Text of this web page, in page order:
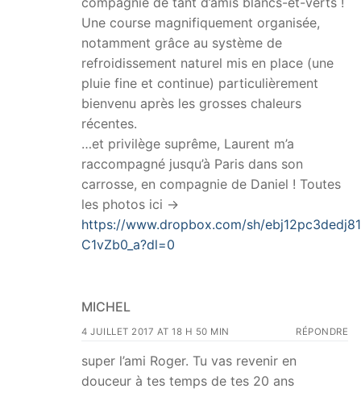
Une course magnifiquement organisée,
notamment grâce au système de
refroidissement naturel mis en place (une
pluie fine et continue) particulièrement
bienvenu après les grosses chaleurs
récentes.
…et privilège suprême, Laurent m’a
raccompagné jusqu’à Paris dans son
carrosse, en compagnie de Daniel ! Toutes
les photos ici ->
https://www.dropbox.com/sh/
C1vZb0_a?dl=0
MICHEL
4 JUILLET 2017 AT 18 H 50 MIN RÉPONDRE
super l’ami Roger. Tu vas revenir en
douceur à tes temps de tes 20 ans